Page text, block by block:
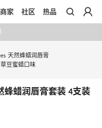
商家 社区 热品
蜂蜡润唇膏套装 4支装